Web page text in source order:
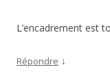
L’encadrement est
Répondre ↓